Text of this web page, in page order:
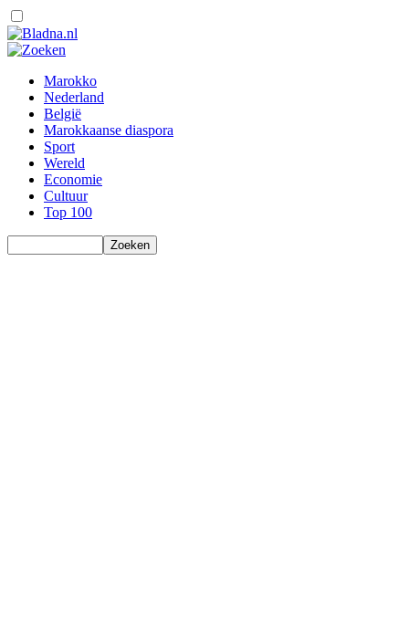
Marokko
Nederland
België
Marokkaanse diaspora
Sport
Wereld
Economie
Cultuur
Top 100